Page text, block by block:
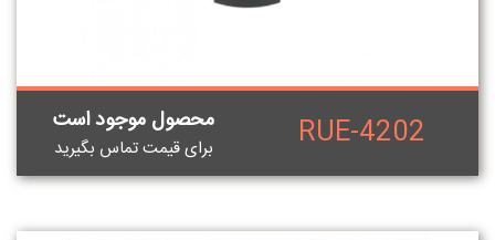
RUE-4202 محصول موجود است
برای قيمت تماس بگيريد